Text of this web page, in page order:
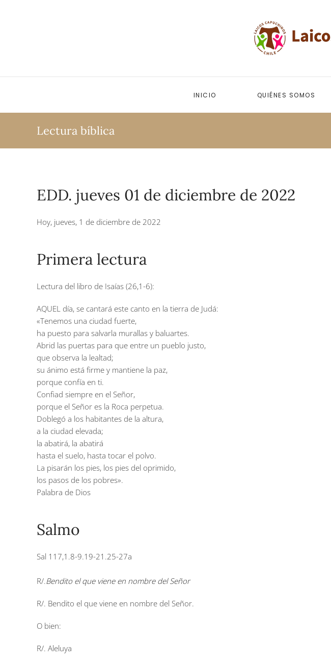
INICIO QUIÉNES SOMOS
Lectura bíblica
EDD. jueves 01 de diciembre de 2022
Hoy, jueves, 1 de diciembre de 2022
Primera lectura
Lectura del libro de Isaías (26,1-6):
AQUEL día, se cantará este canto en la tierra de Judá:
«Tenemos una ciudad fuerte,
ha puesto para salvarla murallas y baluartes.
Abrid las puertas para que entre un pueblo justo,
que observa la lealtad;
su ánimo está firme y mantiene la paz,
porque confía en ti.
Confiad siempre en el Señor,
porque el Señor es la Roca perpetua.
Doblegó a los habitantes de la altura,
a la ciudad elevada;
la abatirá, la abatirá
hasta el suelo, hasta tocar el polvo.
La pisarán los pies, los pies del oprimido,
los pasos de los pobres».
Palabra de Dios
Salmo
Sal 117,1.8-9.19-21.25-27a
R/.Bendito el que viene en nombre del Señor
R/. Bendito el que viene en nombre del Señor.
O bien:
R/. Aleluya